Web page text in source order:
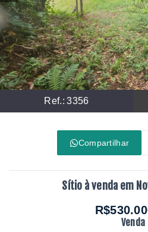
Ref.:3356
Compartilhar
Sítio à venda em
Venda